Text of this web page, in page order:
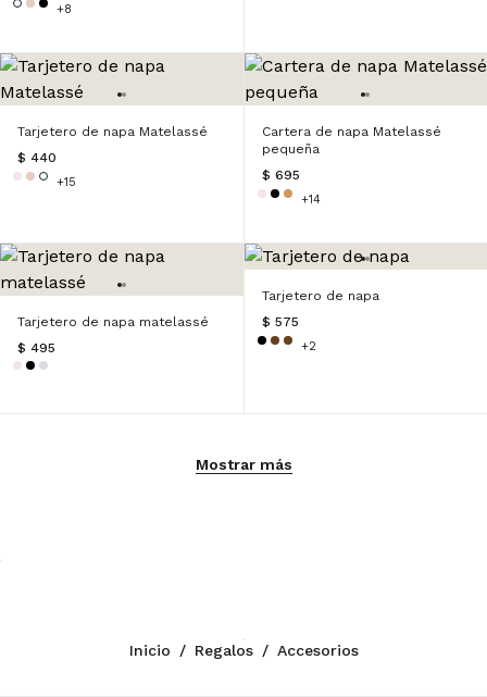
+8
Tarjetero de napa Matelassé
$ 440
+15
Cartera de napa Matelassé
pequeña
$ 695
+14
Tarjetero de napa matelassé
$ 495
Tarjetero de napa
$ 575
+2
Mostrar más
Inicio / Regalos / Accesorios